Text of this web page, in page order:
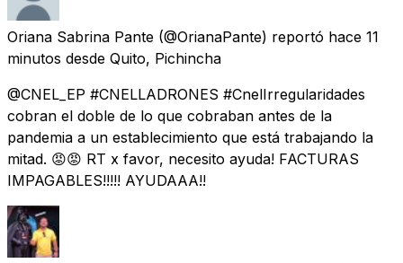
Oriana Sabrina Pante (@OrianaPante) reportó hace 11
minutos desde Quito, Pichincha
@CNEL_EP #CNELLADRONES #CnelIrregularidades
cobran el doble de lo que cobraban antes de la
pandemia a un establecimiento que está trabajando la
mitad. 😡😡 RT x favor, necesito ayuda! FACTURAS
IMPAGABLES!!!!! AYUDAAA!!